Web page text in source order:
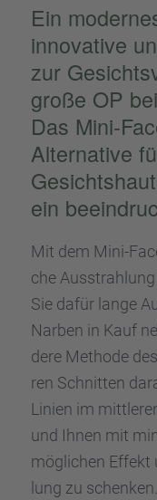
Ein
innova­tive
zur
große OP
Das Mini-
Alter­na­tive
ein
Mit dem Mini-
che
Sie dafür lange
Narben in Kauf
dere Methode
ren Schnit­ten
Linien im
und Ihnen mit
mög­li­chen Effekt
lung zu schen­ken.